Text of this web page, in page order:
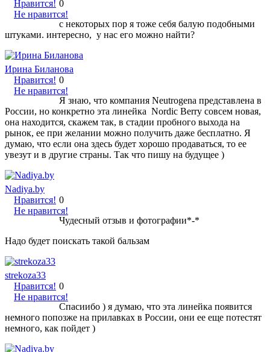
Нравится!
Не нравится!
0
с некоторых пор я тоже себя балую подобными
штуками. интересно, у нас его можно найти?
Ирина Биланова
Нравится!
Не нравится!
0
Я знаю, что компания Neutrogena представлена в
России, но конкретно эта линейка Nordic Berry совсем новая,
она находится, скажем так, в стадии пробного выхода на
рынок, ее при желании можно получить даже бесплатно. Я
думаю, что если она здесь будет хорошо продаваться, то ее
увезут и в другие страны. Так что пишу на будущее )
Nadiya.by
Нравится!
Не нравится!
0
Чудесный отзыв и фотографии*-*
Надо будет поискать такой бальзам
strekoza33
Нравится!
Не нравится!
0
Спасиибо ) я думаю, что эта линейка появится
немного попозже на прилавках в России, они ее еще потестят
немного, как пойдет )